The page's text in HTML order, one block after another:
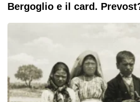
Bergoglio e il card.